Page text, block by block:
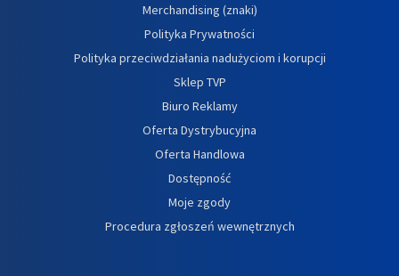
Merchandising (znaki)
Polityka Prywatności
Polityka przeciwdziałania nadużyciom i korupcji
Sklep TVP
Biuro Reklamy
Oferta Dystrybucyjna
Oferta Handlowa
Dostępność
Moje zgody
Procedura zgłoszeń wewnętrznych